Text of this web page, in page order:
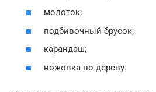
молоток;
подбивочный брусок;
карандаш;
ножовка по дереву.